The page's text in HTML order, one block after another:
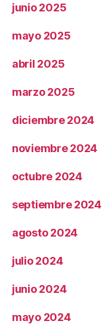
junio 2025
mayo 2025
abril 2025
marzo 2025
diciembre 2024
noviembre 2024
octubre 2024
septiembre 2024
agosto 2024
julio 2024
junio 2024
mayo 2024